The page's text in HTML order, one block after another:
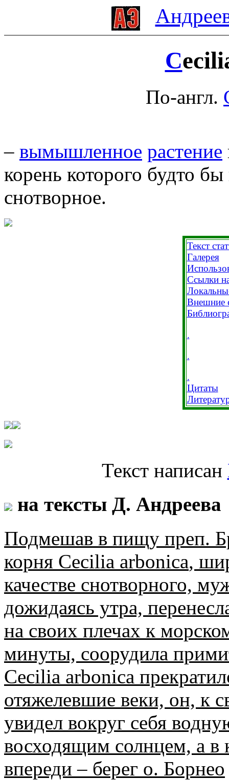
C
По-англ.
– вымышленное растение
корень которого будто
снотворное.
Текст
Галерея
Ссылки
Внешние
.
.
.
Цитаты
Текст написан
на тексты Д. Андреева
Подмешав в пищу преп.
корня Cecilia arbonica,
качестве снотворного,
дожидаясь утра,
на своих плечах к
минуты, соорудила
Cecilia arbonica
отяжелевшие веки, он, к
увидел вокруг себя
восходящим солнцем, а в
впереди – берег о. Борнео